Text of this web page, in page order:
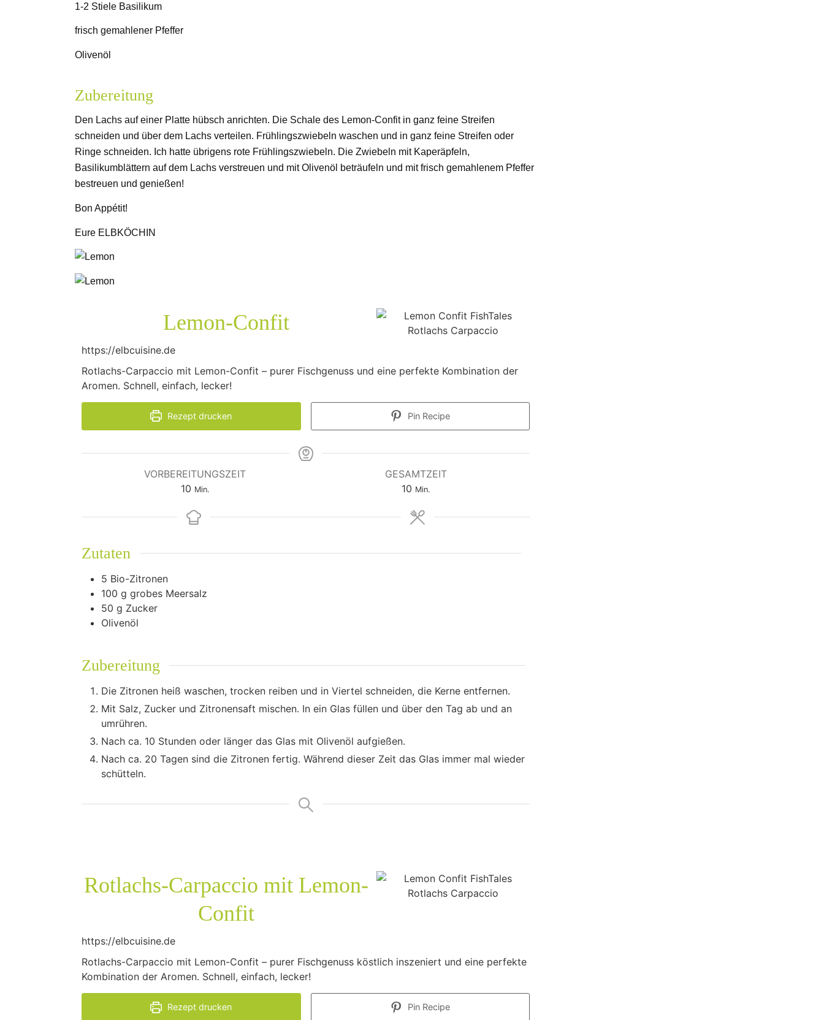
1-2 Stiele Basilikum
frisch gemahlener Pfeffer
Olivenöl
Zubereitung
Den Lachs auf einer Platte hübsch anrichten. Die Schale des Lemon-Confit in ganz feine Streifen
schneiden und über dem Lachs verteilen. Frühlingszwiebeln waschen und in ganz feine Streifen oder
Ringe schneiden. Ich hatte übrigens rote Frühlingszwiebeln. Die Zwiebeln mit Kaperäpfeln,
Basilikumblättern auf dem Lachs verstreuen und mit Olivenöl beträufeln und mit frisch gemahlenem Pfeffer
bestreuen und genießen!
Bon Appétit!
Eure ELBKÖCHIN
Lemon-Confit
https://elbcuisine.de
Rotlachs-Carpaccio mit Lemon-Confit – purer Fischgenuss und eine perfekte Kombination der
Aromen. Schnell, einfach, lecker!
Rezept drucken Pin Recipe
VORBEREITUNGSZEIT
10Minuten
Min.
GESAMTZEIT
10 Minuten
Min.
Zutaten
5 Bio-Zitronen
100 g grobes Meersalz
50 g Zucker
Olivenöl
Zubereitung
Die Zitronen heiß waschen, trocken reiben und in Viertel schneiden, die Kerne entfernen.
Mit Salz, Zucker und Zitronensaft mischen. In ein Glas füllen und über den Tag ab und an
umrühren.
Nach ca. 10 Stunden oder länger das Glas mit Olivenöl aufgießen.
Nach ca. 20 Tagen sind die Zitronen fertig. Während dieser Zeit das Glas immer mal wieder
schütteln.
Rotlachs-Carpaccio mit Lemon-
Confit
https://elbcuisine.de
Rotlachs-Carpaccio mit Lemon-Confit – purer Fischgenuss köstlich inszeniert und eine perfekte
Kombination der Aromen. Schnell, einfach, lecker!
Rezept drucken Pin Recipe